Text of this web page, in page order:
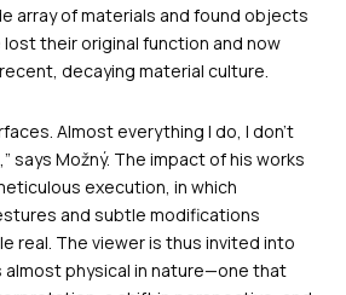
array of materials and found objects
their original function and now
decaying material culture.
Almost everything I do, I don’t
says Možný. The impact of his works
execution, in which
and subtle modifications
real. The viewer is thus invited into
almost physical in nature—one that